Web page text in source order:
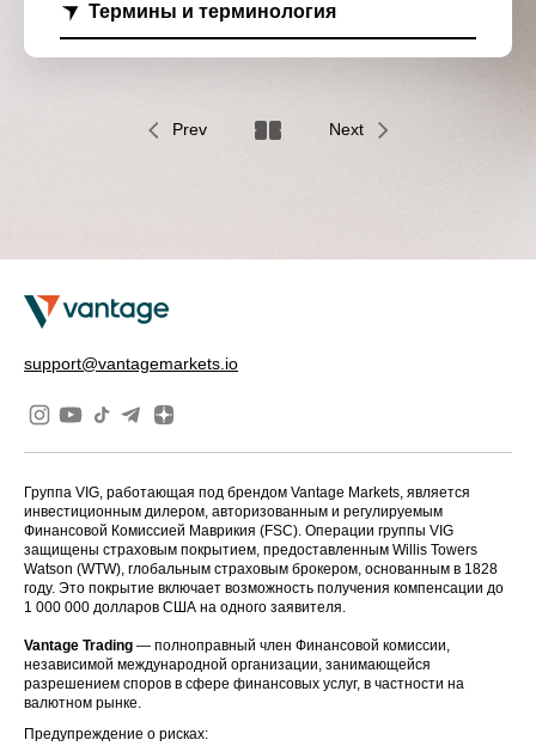
Термины и терминология
Prev Next
support@vantagemarkets.io
Группа VIG, работающая под брендом Vantage Markets, является
инвестиционным дилером, авторизованным и регулируемым
Финансовой Комиссией Маврикия (FSC). Операции группы VIG
защищены страховым покрытием, предоставленным Willis Towers
Watson (WTW), глобальным страховым брокером, основанным в 1828
году. Это покрытие включает возможность получения компенсации до
1 000 000 долларов США на одного заявителя.
Vantage Trading — полноправный член Финансовой комиссии,
независимой международной организации, занимающейся
разрешением споров в сфере финансовых услуг, в частности на
валютном рынке.
Предупреждение о рисках: